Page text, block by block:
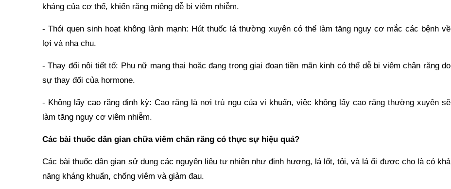
kháng của cơ thể, khiến răng miệng dễ bị viêm nhiễm.
- Thói quen sinh hoạt không lành mạnh: Hút thuốc lá thường xuyên có thể làm tăng nguy cơ mắc các bệnh về
lợi và nha chu.
- Thay đổi nội tiết tố: Phụ nữ mang thai hoặc đang trong giai đoạn tiền mãn kinh có thể dễ bị viêm chân răng do
sự thay đổi của hormone.
- Không lấy cao răng định kỳ: Cao răng là nơi trú ngụ của vi khuẩn, việc không lấy cao răng thường xuyên sẽ
làm tăng nguy cơ viêm nhiễm.
Các bài thuốc dân gian chữa viêm chân răng có thực sự hiệu quả?
Các bài thuốc dân gian sử dụng các nguyên liệu tự nhiên như đinh hương, lá lốt, tỏi, và lá ổi được cho là có khả
năng kháng khuẩn, chống viêm và giảm đau.